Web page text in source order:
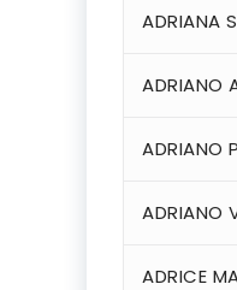
ADRIANA
ADRIANO
ADRIANO
ADRIANO
ADRICE